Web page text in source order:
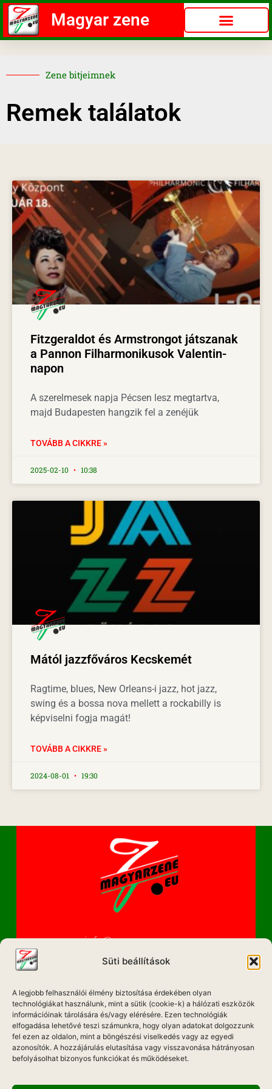
Süti beállítások
A legjobb felhasználói élmény biztosítása érdekében olyan
technológiákat használunk, mint a sütik (cookie-k) a hálózati eszközök
információinak tárolására és/vagy elérésére. Ezen technológiák
elfogadása lehetővé teszi számunkra, hogy olyan adatokat dolgozzunk
fel ezen az oldalon, mint a böngészési viselkedés vagy az egyedi
azonosítók. A hozzájárulás elutasítása vagy visszavonása hátrányosan
befolyásolhat bizonyos funkciókat és működéseket.
Magyar zene
Zene bitjeimnek
Remek találatok
Fitzgeraldot és Armstrongot játszanak
a Pannon Filharmonikusok Valentin-
napon
A szerelmesek napja Pécsen lesz megtartva,
majd Budapesten hangzik fel a zenéjük
TOVÁBB A CIKKRE »
2025-02-10 10:38
Mától jazzfőváros Kecskemét
Ragtime, blues, New Orleans-i jazz, hot jazz,
swing és a bossa nova mellett a rockabilly is
képviselni fogja magát!
TOVÁBB A CIKKRE »
2024-08-01 19:30
info@magyarzene.eu
IMPRESSZUM
ETIKAI KÓDEX
MÉDIA AJÁNLAT
ADATKEZELÉSI NYILATKOZAT